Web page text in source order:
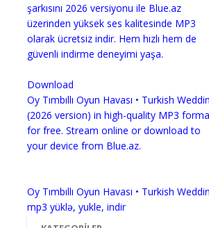
şarkısını 2026 versiyonu ile Blue.az
üzerinden yüksek ses kalitesinde MP3
olarak ücretsiz indir. Hem hızlı hem de
güvenli indirme deneyimi yaşa.
Download
Oy Tımbıllı Oyun Havası • Turkish
(2026 version) in high-quality MP3
for free. Stream online or download to
your device from Blue.az.
Oy Tımbıllı Oyun Havası • Turkish
mp3 yüklə, yukle, indir